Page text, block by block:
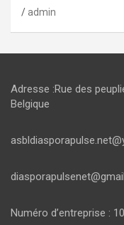
admin
Adresse :Rue des
Belgique
Numéro d’entreprise :